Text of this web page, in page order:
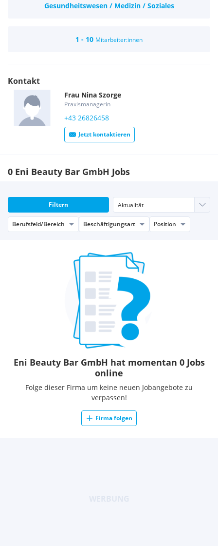
Gesundheitswesen / Medizin / Soziales
1 - 10 Mitarbeiter:innen
Kontakt
Frau Nina Szorge
Praxismanagerin
+43 26826458
Jetzt kontaktieren
0 Eni Beauty Bar GmbH Jobs
Filtern
Berufsfeld/Bereich Beschäftigungsart Position
Eni Beauty Bar GmbH hat momentan 0 Jobs
online
Folge dieser Firma um keine neuen Jobangebote zu
verpassen!
Firma folgen